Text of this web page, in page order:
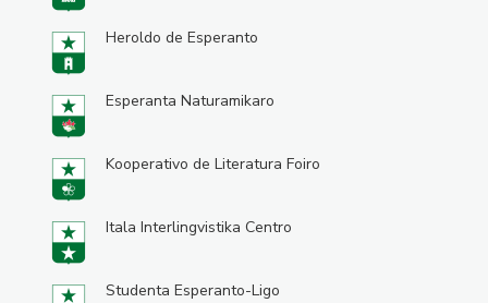
Heroldo de Esperanto
Esperanta Naturamikaro
Kooperativo de Literatura Foiro
Itala Interlingvistika Centro
Studenta Esperanto-Ligo